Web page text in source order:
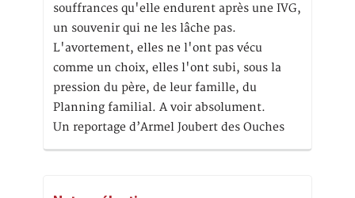
souffrances qu'elle endurent après une IVG,
un souvenir qui ne les lâche pas.
L'avortement, elles ne l'ont pas vécu
comme un choix, elles l'ont subi, sous la
pression du père, de leur famille, du
Planning familial. A voir absolument.
Un reportage d’Armel Joubert des Ouches